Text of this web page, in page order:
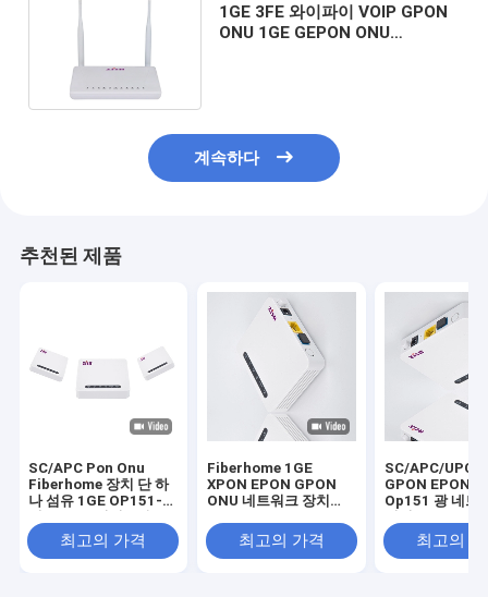
1GE 3FE 와이파이 VOIP GPON
ONU 1GE GEPON ONU
계속하다
추천된 제품
SC/APC Pon Onu
Fiberhome 장치 단 하
나 섬유 1GE OP151-B
최고의 가격
Fiberhome 1GE
XPON EPON GPON
ONU 네트워크 장치
장치
최고의 가격
SC/APC/UPC
GPON EPON
Op151 광 네트
최고의